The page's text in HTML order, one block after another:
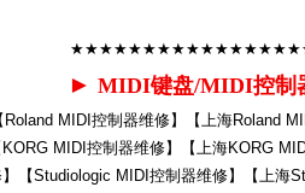
► MIDI键盘/MIDI控制
Roland MIDI控制器维修】【上海Roland
MIDI控制器维修】【上海KORG
】【Studiologic MIDI控制器维修】【上海